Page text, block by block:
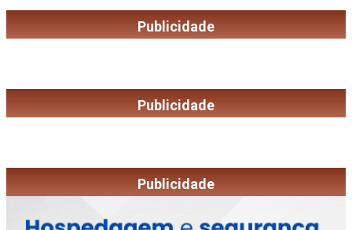
Publicidade
Publicidade
Publicidade